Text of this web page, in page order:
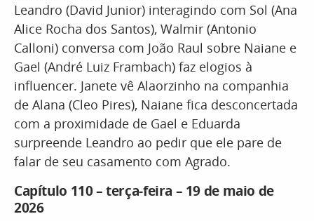
Leandro (David Junior) interagindo com Sol (Ana
Alice Rocha dos Santos), Walmir (Antonio
Calloni) conversa com João Raul sobre Naiane e
Gael (André Luiz Frambach) faz elogios à
influencer. Janete vê Alaorzinho na companhia
de Alana (Cleo Pires), Naiane fica desconcertada
com a proximidade de Gael e Eduarda
surpreende Leandro ao pedir que ele pare de
falar de seu casamento com Agrado.
Capítulo 110 – terça-feira – 19 de maio de
2026